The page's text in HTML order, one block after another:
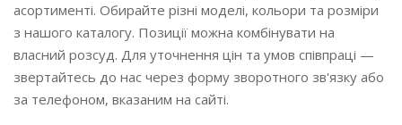
асортименті. Обирайте різні моделі, кольори та розміри
з нашого каталогу. Позиції можна комбінувати на
власний розсуд. Для уточнення цін та умов співпраці —
звертайтесь до нас через форму зворотного зв'язку або
за телефоном, вказаним на сайті.